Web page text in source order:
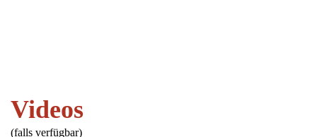
Videos
(falls verfügbar)